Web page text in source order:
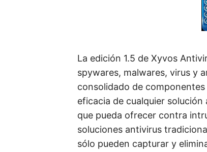
La edición 1.5 de Xyvos
spywares, malwares, virus y
consolidado de
eficacia de cualquier
que pueda ofrecer contra
soluciones antivirus
sólo pueden capturar y